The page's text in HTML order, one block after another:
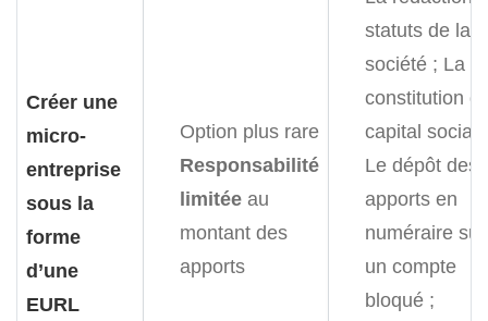
Créer une
micro-
entreprise
sous la
forme
d’une
EURL
Option plus rare
Responsabilité
limitée au
montant des
apports
statuts de la
société ; La
constitution
capital social ;
Le dépôt des
apports en
numéraire sur
un compte
bloqué ;